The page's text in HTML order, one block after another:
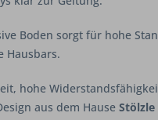
Boden sorgt für hohe
Hausbars.
hohe
aus dem Hause